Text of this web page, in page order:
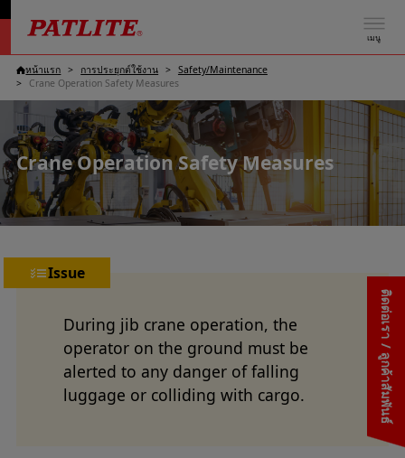
เมนู
ติดต่อเรา / ลูกค้าสัมพันธ์
หน้าแรก การประยุกต์ใช้งาน
Safety/Maintenance
Crane Operation Safety Measures
Crane Operation Safety Measures
Issue
During jib crane operation, the
operator on the ground must be
alerted to any danger of falling
luggage or colliding with cargo.